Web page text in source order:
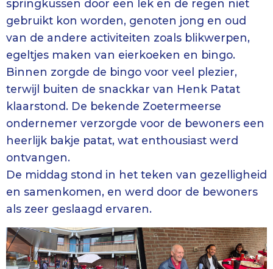
springkussen door een lek en de regen niet
gebruikt kon worden, genoten jong en oud
van de andere activiteiten zoals blikwerpen,
egeltjes maken van eierkoeken en bingo.
Binnen zorgde de bingo voor veel plezier,
terwijl buiten de snackkar van Henk Patat
klaarstond. De bekende Zoetermeerse
ondernemer verzorgde voor de bewoners een
heerlijk bakje patat, wat enthousiast werd
ontvangen.
De middag stond in het teken van gezelligheid
en samenkomen, en werd door de bewoners
als zeer geslaagd ervaren.